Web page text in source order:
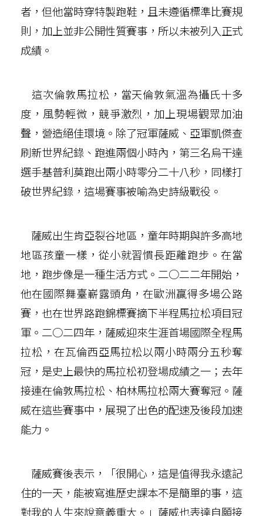
者，但他當時穿特製跑鞋，且未遵循標準比賽規
則，加上並非公開性質賽事，所以未被列入正式
成績。
這次倫敦馬拉松，當天倫敦氣溫為攝氏十多
度，風勢輕微，競爭激烈，加上現場觀眾加油
聲，營造絕佳環境。除了冠軍薩威、亞軍凱傑查
刷新世界紀錄、跑進兩個小時內，第三名烏干達
選手基普利莫跑出兩小時零分二十八秒，同樣打
破世界紀錄，這場賽事被喻為史詩級戰役。
薩威出生肯亞裂谷地區，童年時期與許多高地
地區孩童一樣，從小就習慣長距離跑步。在當
地，跑步像是一種生活方式。二○二二年開始，
他在國際舞臺嶄露頭角，在歐洲贏得多場公路
賽，也在世界路跑錦標賽摘下半程馬拉松項目冠
軍。二○二四年，薩威迎來生涯首場國際全程馬
拉松，在瓦倫西亞馬拉松以兩小時兩分五秒奪
冠，是史上最快的馬拉松初登場成績之一；去年
接連在倫敦馬拉松、柏林馬拉松兩大賽奪冠。薩
威在這些賽事中，展現了出色的配速及後段加速
能力。
薩威賽後表示，「很開心，這是值得我永遠記
住的一天，能被寫進歷史課本不是簡單的事，這
對我的人生來說意義重大。」薩威也表達自願接